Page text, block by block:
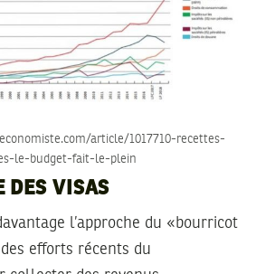
article/1017710-recettes-
le-budget-fait-le-plein
DES VISAS
l’approche du «bourricot
efforts récents du